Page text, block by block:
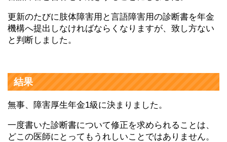
更新のたびに肢体障害用と言語障害用の診断書を年金
機構へ提出しなければならくなりますが、致し方ない
と判断しました。
結果
無事、障害厚生年金1級に決まりました。
一度書いた診断書について修正を求められることは、
どこの医師にとってもうれしいことではありません。